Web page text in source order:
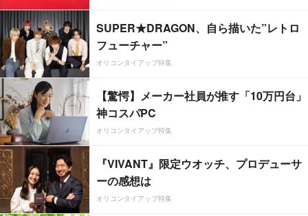
SUPER★DRAGON、自ら描いた”レトロ
フューチャー”
オリコンタイアップ特集
【驚愕】メーカー社員が推す「10万円台」
神コスパPC
オリコンタイアップ特集
『VIVANT』限定ウオッチ、プロデューサ
ーの感想は
オリコンタイアップ特集